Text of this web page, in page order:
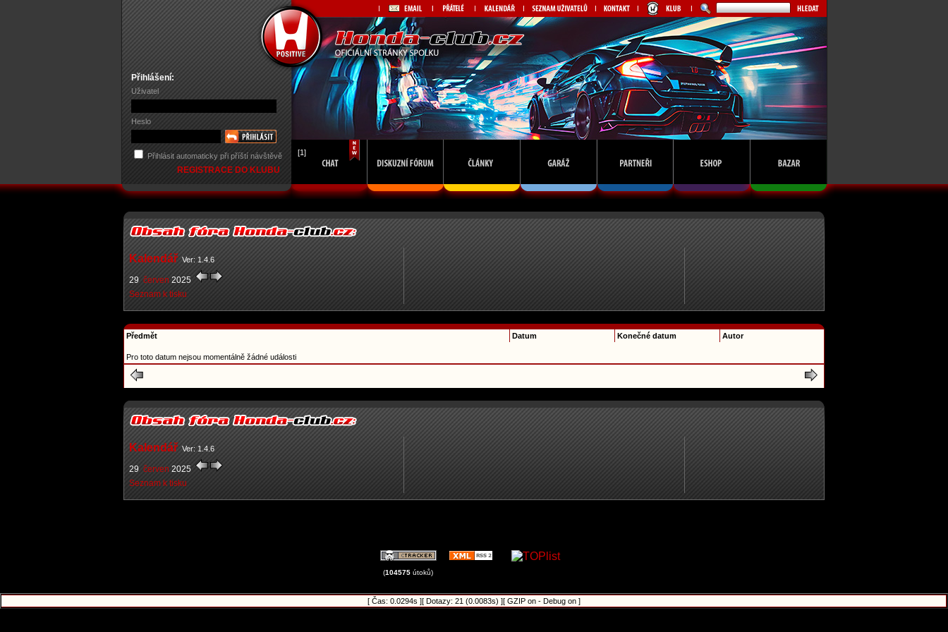
Přihlášení:
Uživatel
Heslo
Přihlásit automaticky při příští návštěvě
REGISTRACE DO KLUBU
[1]
Kalendář Ver: 1.4.6
29 červen 2025
Seznam k tisku
Předmět Datum Konečné datum Autor
Pro toto datum nejsou momentálně žádné události
Kalendář Ver: 1.4.6
29 červen 2025
Seznam k tisku
(104575 útoků)
[ Čas: 0.0294s ][ Dotazy: 21 (0.0083s) ][ GZIP on - Debug on ]